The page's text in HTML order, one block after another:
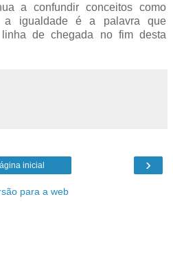
a confundir conceitos como
a igualdade é a palavra que
de chegada no fim desta
›
inicial
para a web